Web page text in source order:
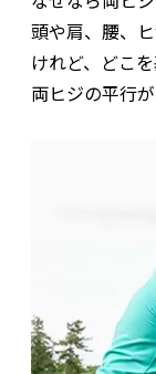
頭や肩、腰、
けれど、どこ
両ヒジの平行